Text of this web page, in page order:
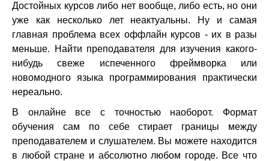
Достойных курсов либо нет вообще, либо есть, но они
уже как несколько лет неактуальны. Ну и самая
главная проблема всех оффлайн курсов - их в разы
меньше. Найти преподавателя для изучения какого-
нибудь свеже испеченного фреймворка или
новомодного языка программирования практически
нереально.
В онлайне все с точностью наоборот. Формат
обучения сам по себе стирает границы между
преподавателем и слушателем. Вы можете находится
в любой стране и абсолютно любом городе. Все что